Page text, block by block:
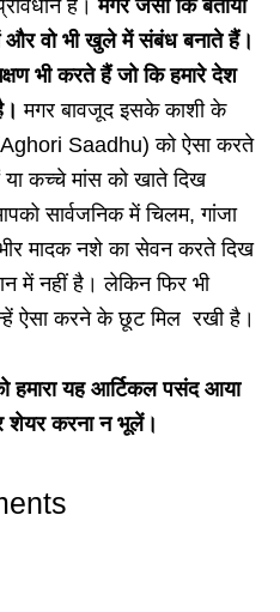
है।मगर जैसा कि बताया
और वो भी खुले में संबंध बनाते हैं।
भी करते हैं जो कि हमारे देश
मगर बावजूद इसके काशी के
Saadhu) को ऐसा करते
कच्चे मांस को खाते दिख
सार्वजनिक में चिलम, गांजा
मादक नशे का सेवन करते दिख
में नहीं है। लेकिन फिर भी
ऐसा करने के छूट मिल रखी है।
हमारा यह आर्टिकल पसंद आया
शेयर करना न भूलें।